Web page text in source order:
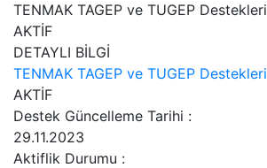
TENMAK TAGEP ve TUGEP Destekleri
AKTİF
DETAYLI BİLGİ
TENMAK TAGEP ve TUGEP Destekleri
AKTİF
Destek Güncelleme Tarihi :
29.11.2023
Aktiflik Durumu :